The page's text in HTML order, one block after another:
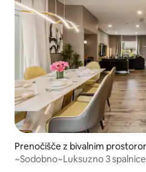
Prenočišče z bivalnim
ntown
~Sodobno~Luksuzno 3